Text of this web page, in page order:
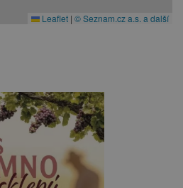
Leaflet | © Seznam.cz a.s. a další